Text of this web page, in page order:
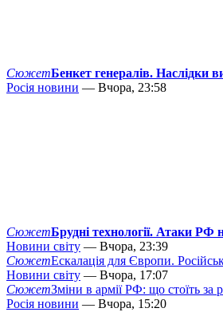
СюжетБенкет генералів. Наслідки
Росія новини — Вчора, 23:58
СюжетБрудні технології. Атаки РФ
Новини світу — Вчора, 23:39
СюжетЕскалація для Європи.
Новини світу — Вчора, 17:07
СюжетЗміни в армії РФ: що стоїть за
Росія новини — Вчора, 15:20